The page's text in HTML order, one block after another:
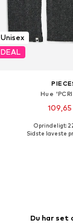
Unisex
DEAL
Hue
Tilgængelige
Oprindeligt:
Sidste laveste
Du har set